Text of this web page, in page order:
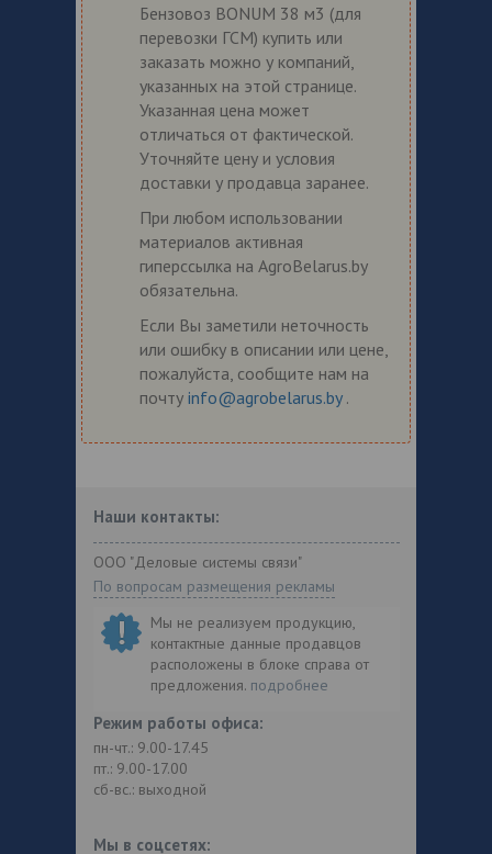
Бензовоз BONUM 38 м3 (для
перевозки ГСМ) купить или
заказать можно у компаний,
указанных на этой странице.
Указанная цена может
отличаться от фактической.
Уточняйте цену и условия
доставки у продавца заранее.
При любом использовании
материалов активная
гиперссылка на AgroBelarus.by
обязательна.
Если Вы заметили неточность
или ошибку в описании или цене,
пожалуйста, сообщите нам на
почту info@agrobelarus.by .
Наши контакты:
ООО "Деловые системы связи"
По вопросам размещения рекламы
Мы не реализуем продукцию,
контактные данные продавцов
расположены в блоке справа от
предложения. подробнее
Режим работы офиса:
пн-чт.: 9.00-17.45
пт.: 9.00-17.00
сб-вс.: выходной
Мы в соцсетях: